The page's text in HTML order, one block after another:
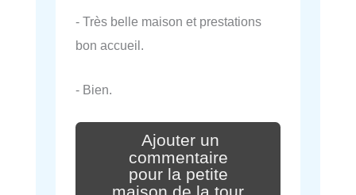
- Très belle maison et prestations
bon accueil.
- Bien.
Ajouter un
commentaire
pour la petite